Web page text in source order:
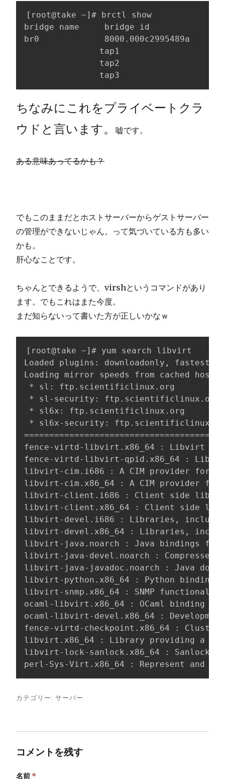
[root@take ~]# brctl show
bridge name     bridge id
br0             8000.000c2995489a
               tap1
               tap2
               tap3
ちなみにこれをプライベートクラ
ウドと言います。
嘘です。
ある意味あってるかも？
でもこのままだとホストサーバーからゲストサーバー
の管理ができないじゃん。って気づいている方も多い
かも。
肝心なことです。
ちゃんとできるようで、virshというコマンドがあり
ます。でもこれはまた今度。
まだ知らないって書いた方が正しいかなｗ
[root@take ~]# yum search libvirt
Loaded plugins: downloadonly,
Loading mirror speeds from cached
* sl: ftp.scientificlinux.org
* sl-security: ftp.scientificlinux.org
* sl6x: ftp.scientificlinux.org
* sl6x-security:
fence-virtd-libvirt.x86_64 : Libvirt
fence-virtd-libvirt-qpid.x86_64 :
libvirt-cim.i686 : A CIM provider for
libvirt-cim.x86_64 : A CIM provider
libvirt-client.i686 : Client side
libvirt-client.x86_64 : Client side
libvirt-devel.i686 : Libraries,
libvirt-devel.x86_64 : Libraries,
libvirt-java.noarch : Java bindings
libvirt-java-devel.noarch :
libvirt-java-javadoc.noarch : Java
libvirt-python.x86_64 : Python
libvirt-snmp.x86_64 : SNMP
ocaml-libvirt.x86_64 : OCaml binding
ocaml-libvirt-devel.x86_64 :
fence-virtd-checkpoint.x86_64 :
libvirt.x86_64 : Library providing a
libvirt-lock-sanlock.x86_64 : Sanlock
perl-Sys-Virt.x86_64 : Represent and
カテゴリー:サーバー
コメントを残す
名前 *